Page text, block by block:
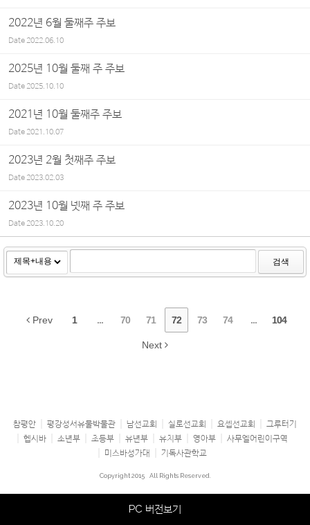
2022년 6월 둘째주 주보
Date2022.06.10
2025년 10월 둘째 주 주보
Date2025.10.10
2021년 10월 둘째주 주보
Date2021.10.07
2023년 2월 첫째주 주보
Date2023.02.03
2023년 10월 넷째 주 주보
Date2023.10.20
검색
Prev 1 ... 70 71 72 73 74 ... 104
Next
참평안 평강성서유물박물관 남선교회 실로선교회 요셉선교회
그루터기
헵시바
소년부 초등부 유년부 유치부 영아부
사무엘어린이구역
미스바성가대
기독사관학교
Copyright 2015 All Rights Reserved.
PC 버전보기